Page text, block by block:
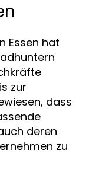
Essen hat
zur
dass
deren
zu